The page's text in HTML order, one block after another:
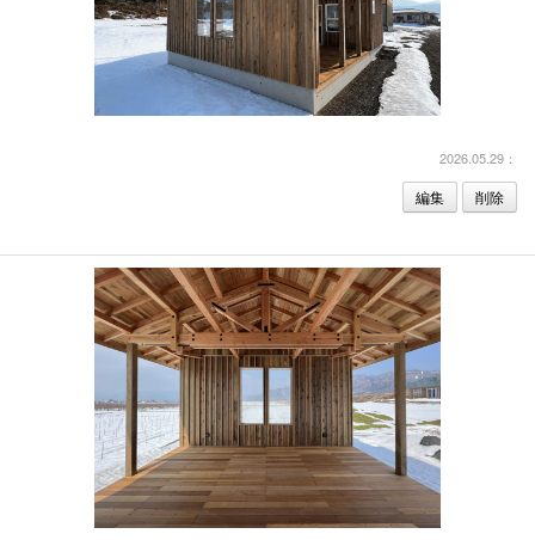
2026.05.29：
編集 削除